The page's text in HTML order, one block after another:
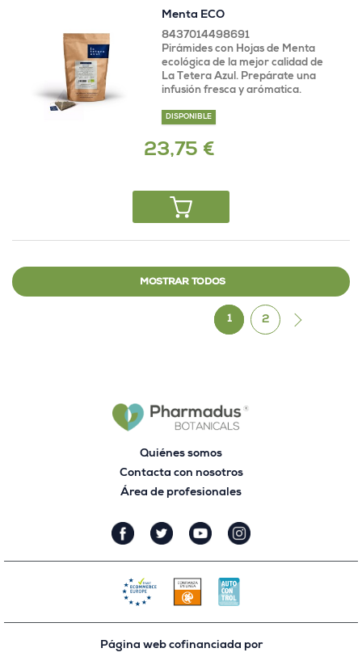
Menta ECO
8437014498691
Pirámides con Hojas de Menta
ecológica de la mejor calidad de
La Tetera Azul. Prepárate una
infusión fresca y arómatica.
DISPONIBLE
23,75 €
MOSTRAR TODOS
1 2
Quiénes somos
Contacta con nosotros
Área de profesionales
Página web cofinanciada por